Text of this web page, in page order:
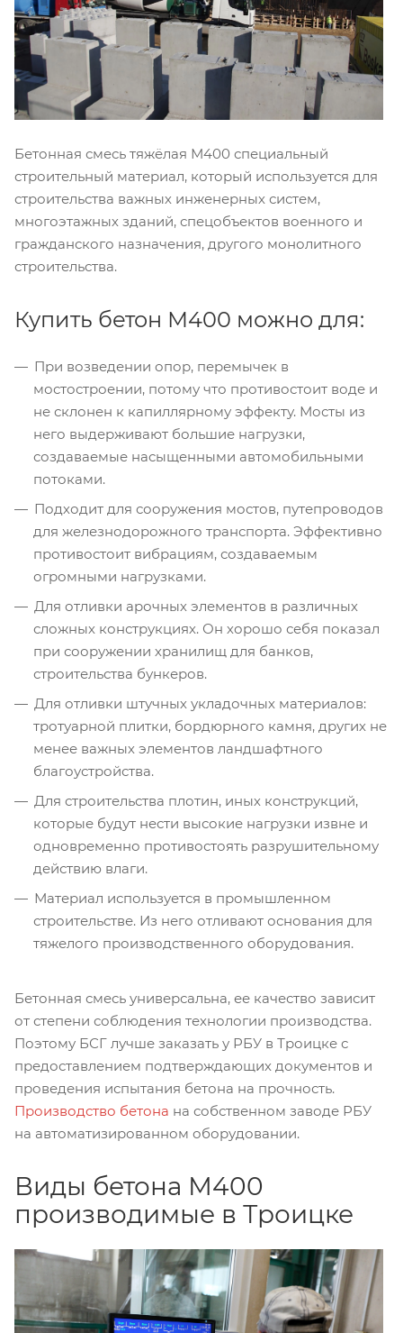
Бетонная смесь тяжёлая М400 специальный
строительный материал, который используется для
строительства важных инженерных систем,
многоэтажных зданий, спецобъектов военного и
гражданского назначения, другого монолитного
строительства.
Купить бетон М400 можно для:
При возведении опор, перемычек в
мостостроении, потому что противостоит воде и
не склонен к капиллярному эффекту. Мосты из
него выдерживают большие нагрузки,
создаваемые насыщенными автомобильными
потоками.
Подходит для сооружения мостов, путепроводов
для железнодорожного транспорта. Эффективно
противостоит вибрациям, создаваемым
огромными нагрузками.
Для отливки арочных элементов в различных
сложных конструкциях. Он хорошо себя показал
при сооружении хранилищ для банков,
строительства бункеров.
Для отливки штучных укладочных материалов:
тротуарной плитки, бордюрного камня, других не
менее важных элементов ландшафтного
благоустройства.
Для строительства плотин, иных конструкций,
которые будут нести высокие нагрузки извне и
одновременно противостоять разрушительному
действию влаги.
Материал используется в промышленном
строительстве. Из него отливают основания для
тяжелого производственного оборудования.
Бетонная смесь универсальна, ее качество зависит
от степени соблюдения технологии производства.
Поэтому БСГ лучше заказать у РБУ в Троицке с
предоставлением подтверждающих документов и
проведения испытания бетона на прочность.
Производство бетона на собственном заводе РБУ
на автоматизированном оборудовании.
Виды бетона М400
производимые в Троицке